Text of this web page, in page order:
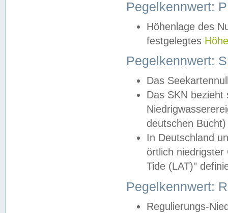
Pegelkennwert:
Höhenlage des
festgelegtes
Pegelkennwert:
Das
Das SKN
deutschen
In Deutschland
örtlich
Tide (LAT)"
Pegelkennwert:
Regulierungs-